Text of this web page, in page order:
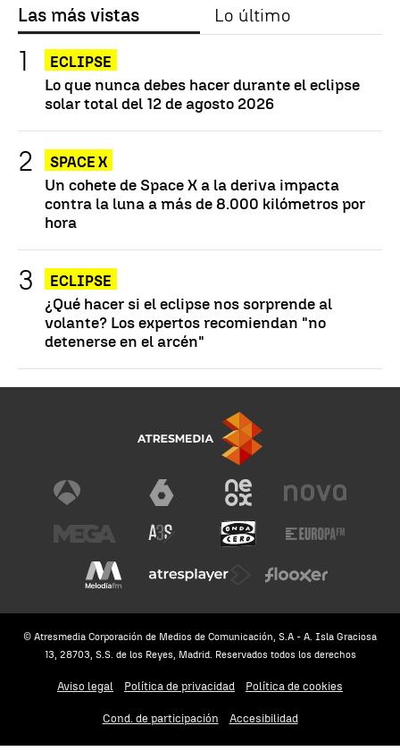
Las más vistas Lo último
ECLIPSE
Lo que nunca debes hacer durante el eclipse
solar total del 12 de agosto 2026
SPACE X
Un cohete de Space X a la deriva impacta
contra la luna a más de 8.000 kilómetros por
hora
ECLIPSE
¿Qué hacer si el eclipse nos sorprende al
volante? Los expertos recomiendan "no
detenerse en el arcén"
© Atresmedia Corporación de Medios de Comunicación, S.A - A. Isla Graciosa
13, 28703, S.S. de los Reyes, Madrid. Reservados todos los derechos
Aviso legal Política de privacidad Política de cookies
Cond. de participación Accesibilidad